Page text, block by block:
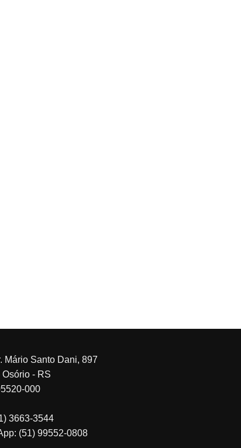
Mário Santo Dani, 897
Osório - RS
000
3663-3544
(51) 99552-0808